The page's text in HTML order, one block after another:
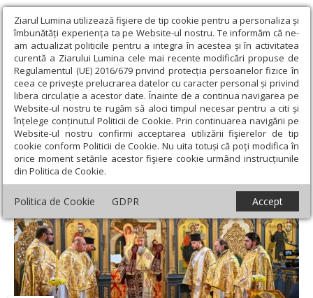
Ziarul Lumina utilizează fişiere de tip cookie pentru a personaliza și
îmbunătăți experiența ta pe Website-ul nostru. Te informăm că ne-
am actualizat politicile pentru a integra în acestea și în activitatea
curentă a Ziarului Lumina cele mai recente modificări propuse de
Regulamentul (UE) 2016/679 privind protecția persoanelor fizice în
ceea ce privește prelucrarea datelor cu caracter personal și privind
libera circulație a acestor date. Înainte de a continua navigarea pe
Website-ul nostru te rugăm să aloci timpul necesar pentru a citi și
înțelege conținutul Politicii de Cookie. Prin continuarea navigării pe
Website-ul nostru confirmi acceptarea utilizării fişierelor de tip
cookie conform Politicii de Cookie. Nu uita totuși că poți modifica în
orice moment setările acestor fişiere cookie urmând instrucțiunile
din Politica de Cookie.
Politica de Cookie GDPR Accept
Ziarul Lumina › Filip Hristofor Cane
Filip Hristofor Cane